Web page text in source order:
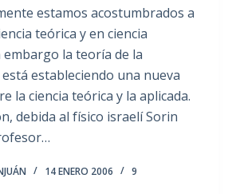
estamos acostumbrados a
teórica y en ciencia
embargo la teoría de la
estableciendo una nueva
la ciencia teórica y la aplicada.
debida al físico israelí Sorin
14 ENERO 2006
9